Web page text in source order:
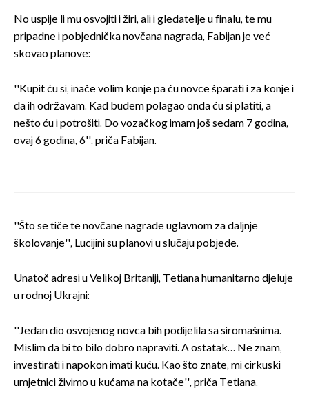
No uspije li mu osvojiti i žiri, ali i gledatelje u finalu, te mu
pripadne i pobjednička novčana nagrada, Fabijan je već
skovao planove:
''Kupit ću si, inače volim konje pa ću novce šparati i za konje i
da ih održavam. Kad budem polagao onda ću si platiti, a
nešto ću i potrošiti. Do vozačkog imam još sedam 7 godina,
ovaj 6 godina, 6'', priča Fabijan.
''Što se tiče te novčane nagrade uglavnom za daljnje
školovanje'', Lucijini su planovi u slučaju pobjede.
Unatoč adresi u Velikoj Britaniji, Tetiana humanitarno djeluje
u rodnoj Ukrajni:
''Jedan dio osvojenog novca bih podijelila sa siromašnima.
Mislim da bi to bilo dobro napraviti. A ostatak… Ne znam,
investirati i napokon imati kuću. Kao što znate, mi cirkuski
umjetnici živimo u kućama na kotače'', priča Tetiana.